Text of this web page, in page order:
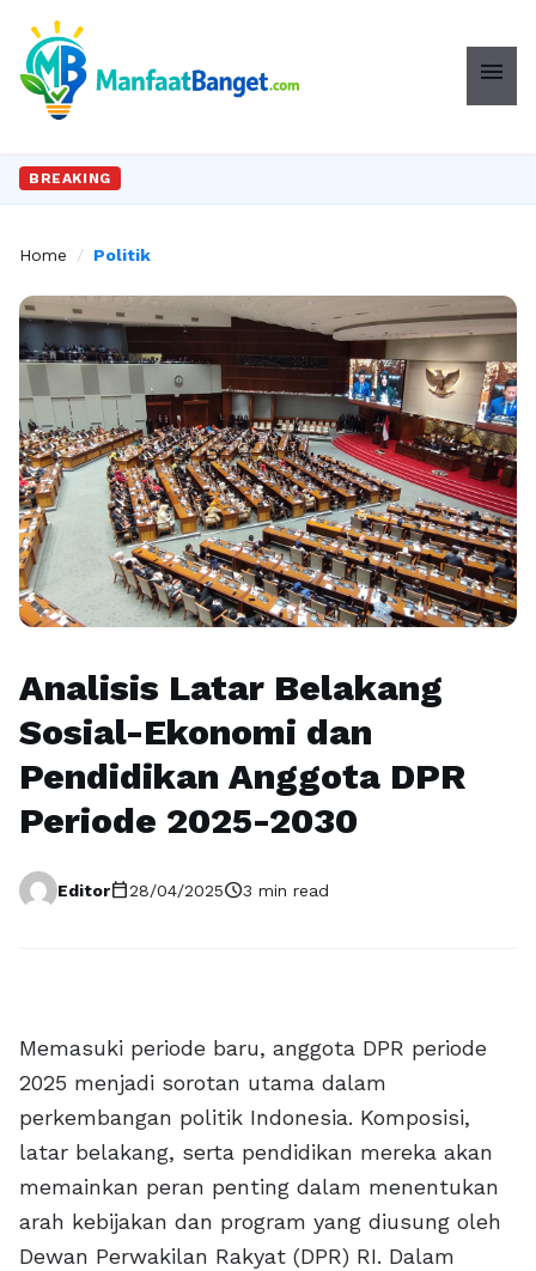
menu
BREAKING
Home / Politik
Analisis Latar Belakang
Sosial-Ekonomi dan
Pendidikan Anggota DPR
Periode 2025-2030
Editorcalendar_today28/04/2025schedule3 min read
Memasuki periode baru, anggota DPR periode
2025 menjadi sorotan utama dalam
perkembangan politik Indonesia. Komposisi,
latar belakang, serta pendidikan mereka akan
memainkan peran penting dalam menentukan
arah kebijakan dan program yang diusung oleh
Dewan Perwakilan Rakyat (DPR) RI. Dalam